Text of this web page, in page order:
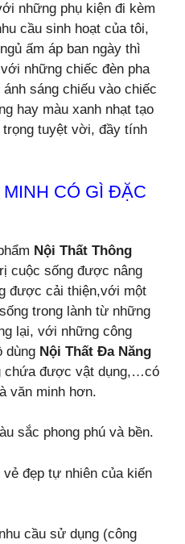
những phụ kiện đi kèm
cầu sinh hoạt của tôi,
ấm áp ban ngày thì
những chiếc đèn pha
sáng chiếu vào chiếc
hay màu xanh nhạt tạo
trọng tuyệt vời, đầy tính
CÓ GÌ ĐẶC
Nội Thất Thông
cuộc sống được nâng
được cải thiện,với một
trong lành từ những
lại, với những công
dùng Nội Thất Đa Năng
chứa được vật dụng,…có
văn minh hơn.
sắc phong phú và bền.
đẹp tự nhiên của kiến
cầu sử dụng (công